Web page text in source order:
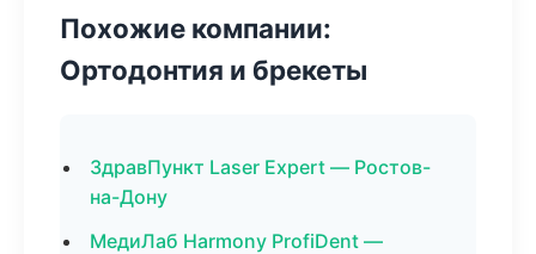
Похожие компании:
Ортодонтия и брекеты
ЗдравПункт Laser Expert — Ростов-
на-Дону
МедиЛаб Harmony ProfiDent —